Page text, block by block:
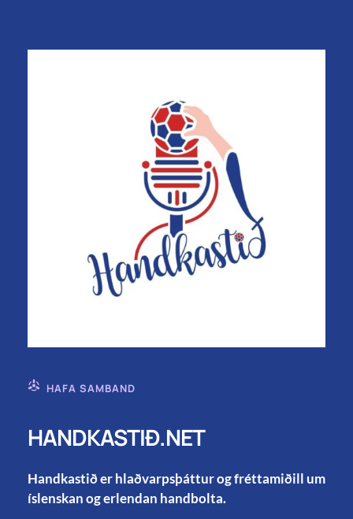
HAFA SAMBAND
HANDKASTIÐ.NET
Handkastið er hlaðvarpsþáttur og fréttamiðill um
íslenskan og erlendan handbolta.